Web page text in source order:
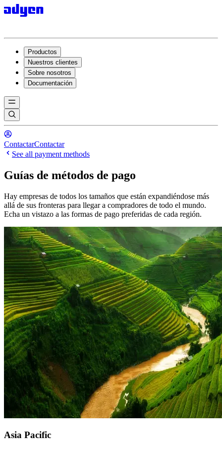
Productos
Nuestros clientes
Sobre nosotros
Documentación
ContactarContactar
See all payment methods
Guías de métodos de pago
Hay empresas de todos los tamaños que están expandiéndose más
allá de sus fronteras para llegar a compradores de todo el mundo.
Echa un vistazo a las formas de pago preferidas de cada región.
Asia Pacific